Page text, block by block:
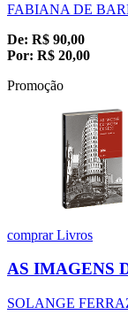
FABIANA DE
De: R$ 90,00
Por: R$ 20,00
Promoção
comprarLivros
AS IMAGENS
SOLANGE